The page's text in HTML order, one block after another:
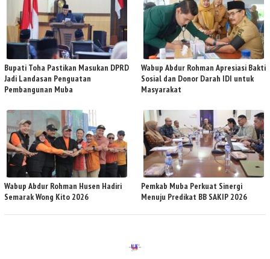
Bupati Toha Pastikan Masukan DPRD
Jadi Landasan Penguatan
Pembangunan Muba
Wabup Abdur Rohman Apresiasi Bakti
Sosial dan Donor Darah IDI untuk
Masyarakat
Wabup Abdur Rohman Husen Hadiri
Semarak Wong Kito 2026
Pemkab Muba Perkuat Sinergi
Menuju Predikat BB SAKIP 2026